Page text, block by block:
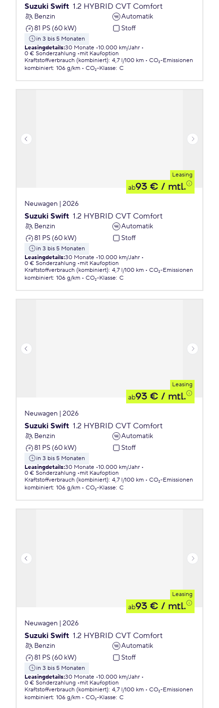
Suzuki Swift 1.2 HYBRID CVT Comfort
Benzin
Automatik
81 PS (60 kW)
Stoff
in 3 bis 5 Monaten
Leasingdetails:30 Monate 10.000 km/Jahr
0 € Sonderzahlung
mit Kaufoption
Kraftstoffverbrauch (kombiniert): 4,7 l/100 km
CO₂-Emissionen
kombiniert: 106 g/km CO₂-Klasse: C
Leasing
ab93 € / mtl.
Neuwagen | 2026
Suzuki Swift 1.2 HYBRID CVT Comfort
Benzin
Automatik
81 PS (60 kW)
Stoff
in 3 bis 5 Monaten
Leasingdetails:30 Monate 10.000 km/Jahr
0 € Sonderzahlung
mit Kaufoption
Kraftstoffverbrauch (kombiniert): 4,7 l/100 km
CO₂-Emissionen
kombiniert: 106 g/km CO₂-Klasse: C
Leasing
ab93 € / mtl.
Neuwagen | 2026
Suzuki Swift 1.2 HYBRID CVT Comfort
Benzin
Automatik
81 PS (60 kW)
Stoff
in 3 bis 5 Monaten
Leasingdetails:30 Monate 10.000 km/Jahr
0 € Sonderzahlung
mit Kaufoption
Kraftstoffverbrauch (kombiniert): 4,7 l/100 km
CO₂-Emissionen
kombiniert: 106 g/km CO₂-Klasse: C
Leasing
ab93 € / mtl.
Neuwagen | 2026
Suzuki Swift 1.2 HYBRID CVT Comfort
Benzin
Automatik
81 PS (60 kW)
Stoff
in 3 bis 5 Monaten
Leasingdetails:30 Monate 10.000 km/Jahr
0 € Sonderzahlung
mit Kaufoption
Kraftstoffverbrauch (kombiniert): 4,7 l/100 km
CO₂-Emissionen
kombiniert: 106 g/km CO₂-Klasse: C